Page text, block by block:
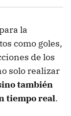
la
como goles,
de los
solo realizar
también
tiempo real.